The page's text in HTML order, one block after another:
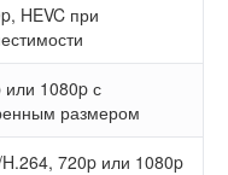
HEVC при
или 1080p с
размером
720p или 1080p